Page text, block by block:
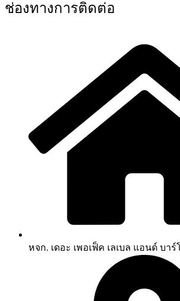
ช่องทางการติดต่อ
หจก. เดอะ เพอเฟ็ค เลเบล แอนด์ บาร์